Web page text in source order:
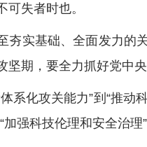
失者时也。
基础、全面发力的关
坚期，要全力抓好党中
化攻关能力”到“推动科
加强科技伦理和安全治